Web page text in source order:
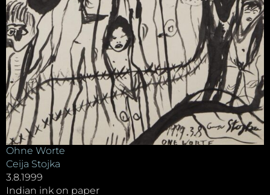
Ohne Worte
Ceija Stojka
3.8.1999
Indian ink on paper